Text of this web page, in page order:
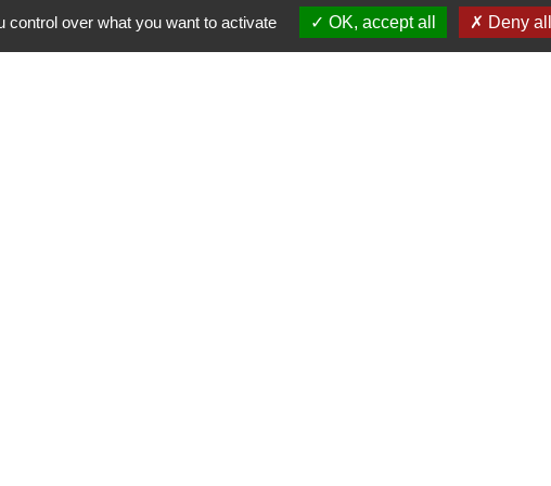
Horaires d'ouverture au public
over what you want to activate OK, accept all Deny